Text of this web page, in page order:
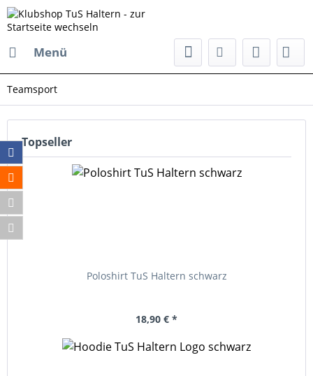
Menü
Teamsport
Topseller
Poloshirt TuS Haltern schwarz
18,90 € *